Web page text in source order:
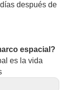
después de
espacial?
es la vida